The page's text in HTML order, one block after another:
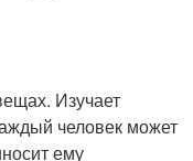
Изучает
человек может
ему